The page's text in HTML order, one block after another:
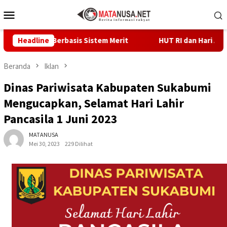
ke
Mobile
Headline
Berbasis Sistem Merit HUT RI dan Hari ASI
Beranda Iklan
Dinas Pariwisata Kabupaten Sukabumi
Mengucapkan, Selamat Hari Lahir
Pancasila 1 Juni 2023
MATANUSA
Mei 30, 2023
229 Dilihat